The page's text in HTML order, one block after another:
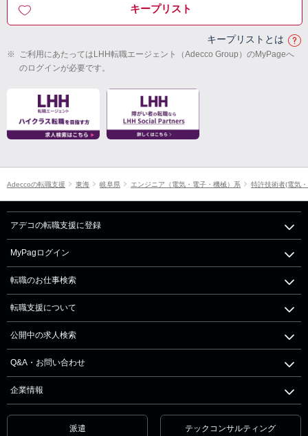
キープリスト
キープリストとは
※ ご利用にあたってはLHH転職エージェント（Adecco Group）のMyPageへ
のログインが必要です。
Adeccoの転職支援 東海 岐阜県 エンジニア（電気・電子・機械）系 特許技術者(電気
アデコの転職支援に登録
MyPagログイン
転職のお仕事検索
転職支援について
公開中の求人検索
Q&A・お問い合わせ
企業情報
派遣 テックコンサルティング